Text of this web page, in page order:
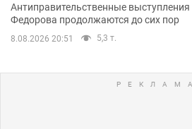
Антиправительственные выступления
Федорова продолжаются до сих пор
8.08.2026 20:51 5,3 т.